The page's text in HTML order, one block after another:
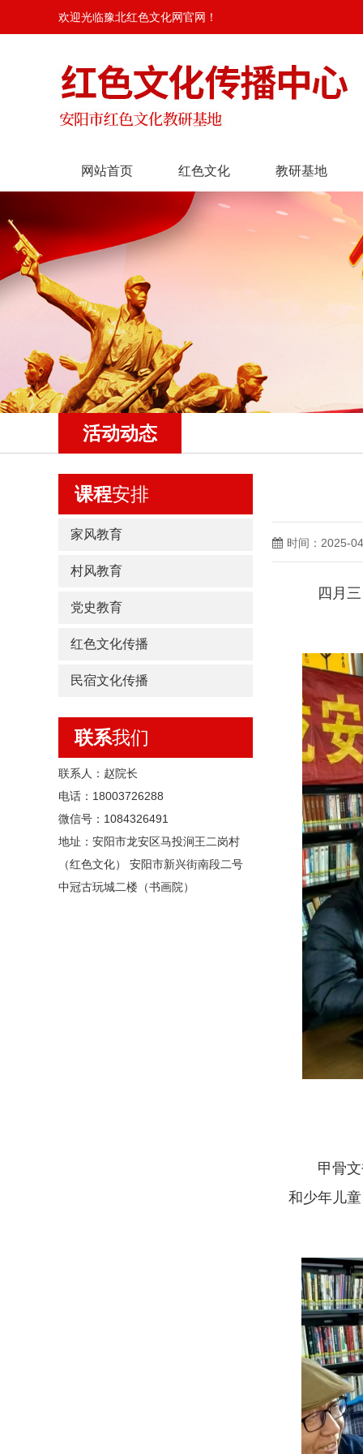
欢迎光临豫北红色文化网官网！
网站首页 红色文化 教研基地
活动动态
课程安排
家风教育
村风教育
党史教育
红色文化传播
民宿文化传播
联系我们
联系人：赵院长
电话：18003726288
微信号：1084326491
地址：安阳市龙安区马投涧王二岗村
（红色文化） 安阳市新兴街南段二号
中冠古玩城二楼（书画院）
时间：2025-
四月
甲骨
和少年儿